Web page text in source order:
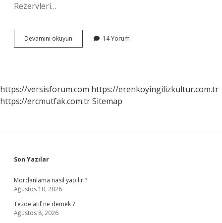
Rezervleri…
Devamını okuyun Yenilenemeyen
Enerji
14 Yorum
https://versisforum.com https://erenkoyingilizkultur.com.tr
https://ercmutfak.com.trSitemap
Sidebar
Son Yazılar
Mordanlama nasıl yapılır ?
Ağustos 10, 2026
Tezde atıf ne demek ?
Ağustos 8, 2026